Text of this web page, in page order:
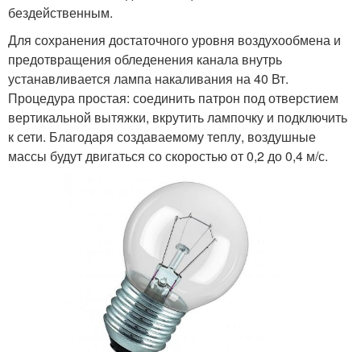
бездейственным.
Для сохранения достаточного уровня воздухообмена и
предотвращения обледенения канала внутрь
устанавливается лампа накаливания на 40 Вт.
Процедура простая: соединить патрон под отверстием
вертикальной вытяжки, вкрутить лампочку и подключить
к сети. Благодаря создаваемому теплу, воздушные
массы будут двигаться со скоростью от 0,2 до 0,4 м/с.